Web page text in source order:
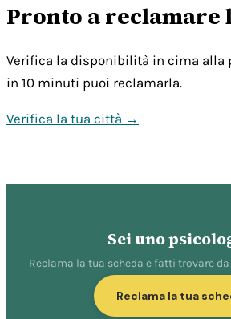
Pronto a reclamare
Verifica la disponibilità in cima alla
in 10 minuti puoi reclamarla.
Verifica la tua città →
Sei uno
Reclama la tua scheda e fatti trovare
Reclama la tua